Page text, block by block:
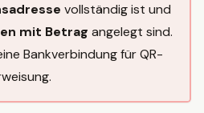
vollständig ist und
mit Betrag angelegt sind.
Bankverbindung für QR-